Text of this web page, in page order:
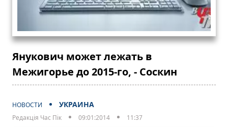
Янукович может лежать в
Межигорье до 2015-го, - Соскин
НОВОСТИ УКРАИНА
Редакція Час Пік 09:01:2014 11:37